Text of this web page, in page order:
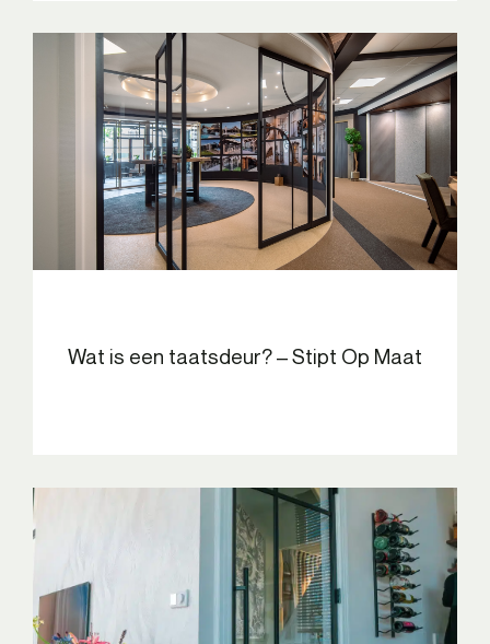
Wat is een taatsdeur? – Stipt Op Maat